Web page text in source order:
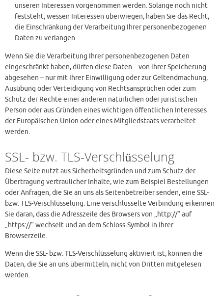
unseren Interessen vorgenommen werden. Solange noch nicht
feststeht, wessen Interessen überwiegen, haben Sie das Recht,
die Einschränkung der Verarbeitung Ihrer personenbezogenen
Daten zu verlangen.
Wenn Sie die Verarbeitung Ihrer personenbezogenen Daten
eingeschränkt haben, dürfen diese Daten – von ihrer Speicherung
abgesehen – nur mit Ihrer Einwilligung oder zur Geltendmachung,
Ausübung oder Verteidigung von Rechtsansprüchen oder zum
Schutz der Rechte einer anderen natürlichen oder juristischen
Person oder aus Gründen eines wichtigen öffentlichen Interesses
der Europäischen Union oder eines Mitgliedstaats verarbeitet
werden.
SSL- bzw. TLS-Verschlüsselung
Diese Seite nutzt aus Sicherheitsgründen und zum Schutz der
Übertragung vertraulicher Inhalte, wie zum Beispiel Bestellungen
oder Anfragen, die Sie an uns als Seitenbetreiber senden, eine SSL-
bzw. TLS-Verschlüsselung. Eine verschlüsselte Verbindung erkennen
Sie daran, dass die Adresszeile des Browsers von „http://“ auf
„https://“ wechselt und an dem Schloss-Symbol in Ihrer
Browserzeile.
Wenn die SSL- bzw. TLS-Verschlüsselung aktiviert ist, können die
Daten, die Sie an uns übermitteln, nicht von Dritten mitgelesen
werden.